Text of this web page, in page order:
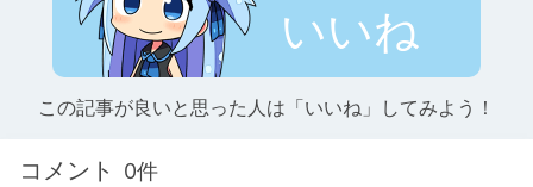
いいね
この記事が良いと思った人は「いいね」してみよう！
コメント 0件